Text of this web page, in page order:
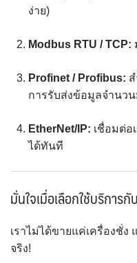
ง่าย)
Modbus RTU / TCP:
Profinet / Profibus:
การรับส่งข้อมูลจำนว
EtherNet/IP: เชื่อมต่อ
ได้ทันที
มั่นใจเมื่อเลือกใช้บริการ
เราไม่ได้ขายแค่เครื่องชั่ง
จริง!